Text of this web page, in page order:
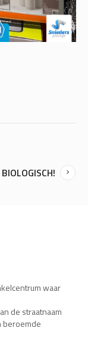
waar
de straatnaam
beroemde